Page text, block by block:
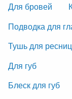
Для бровей
Подводка для
Тушь для ресниц
Для губ
Блеск для губ